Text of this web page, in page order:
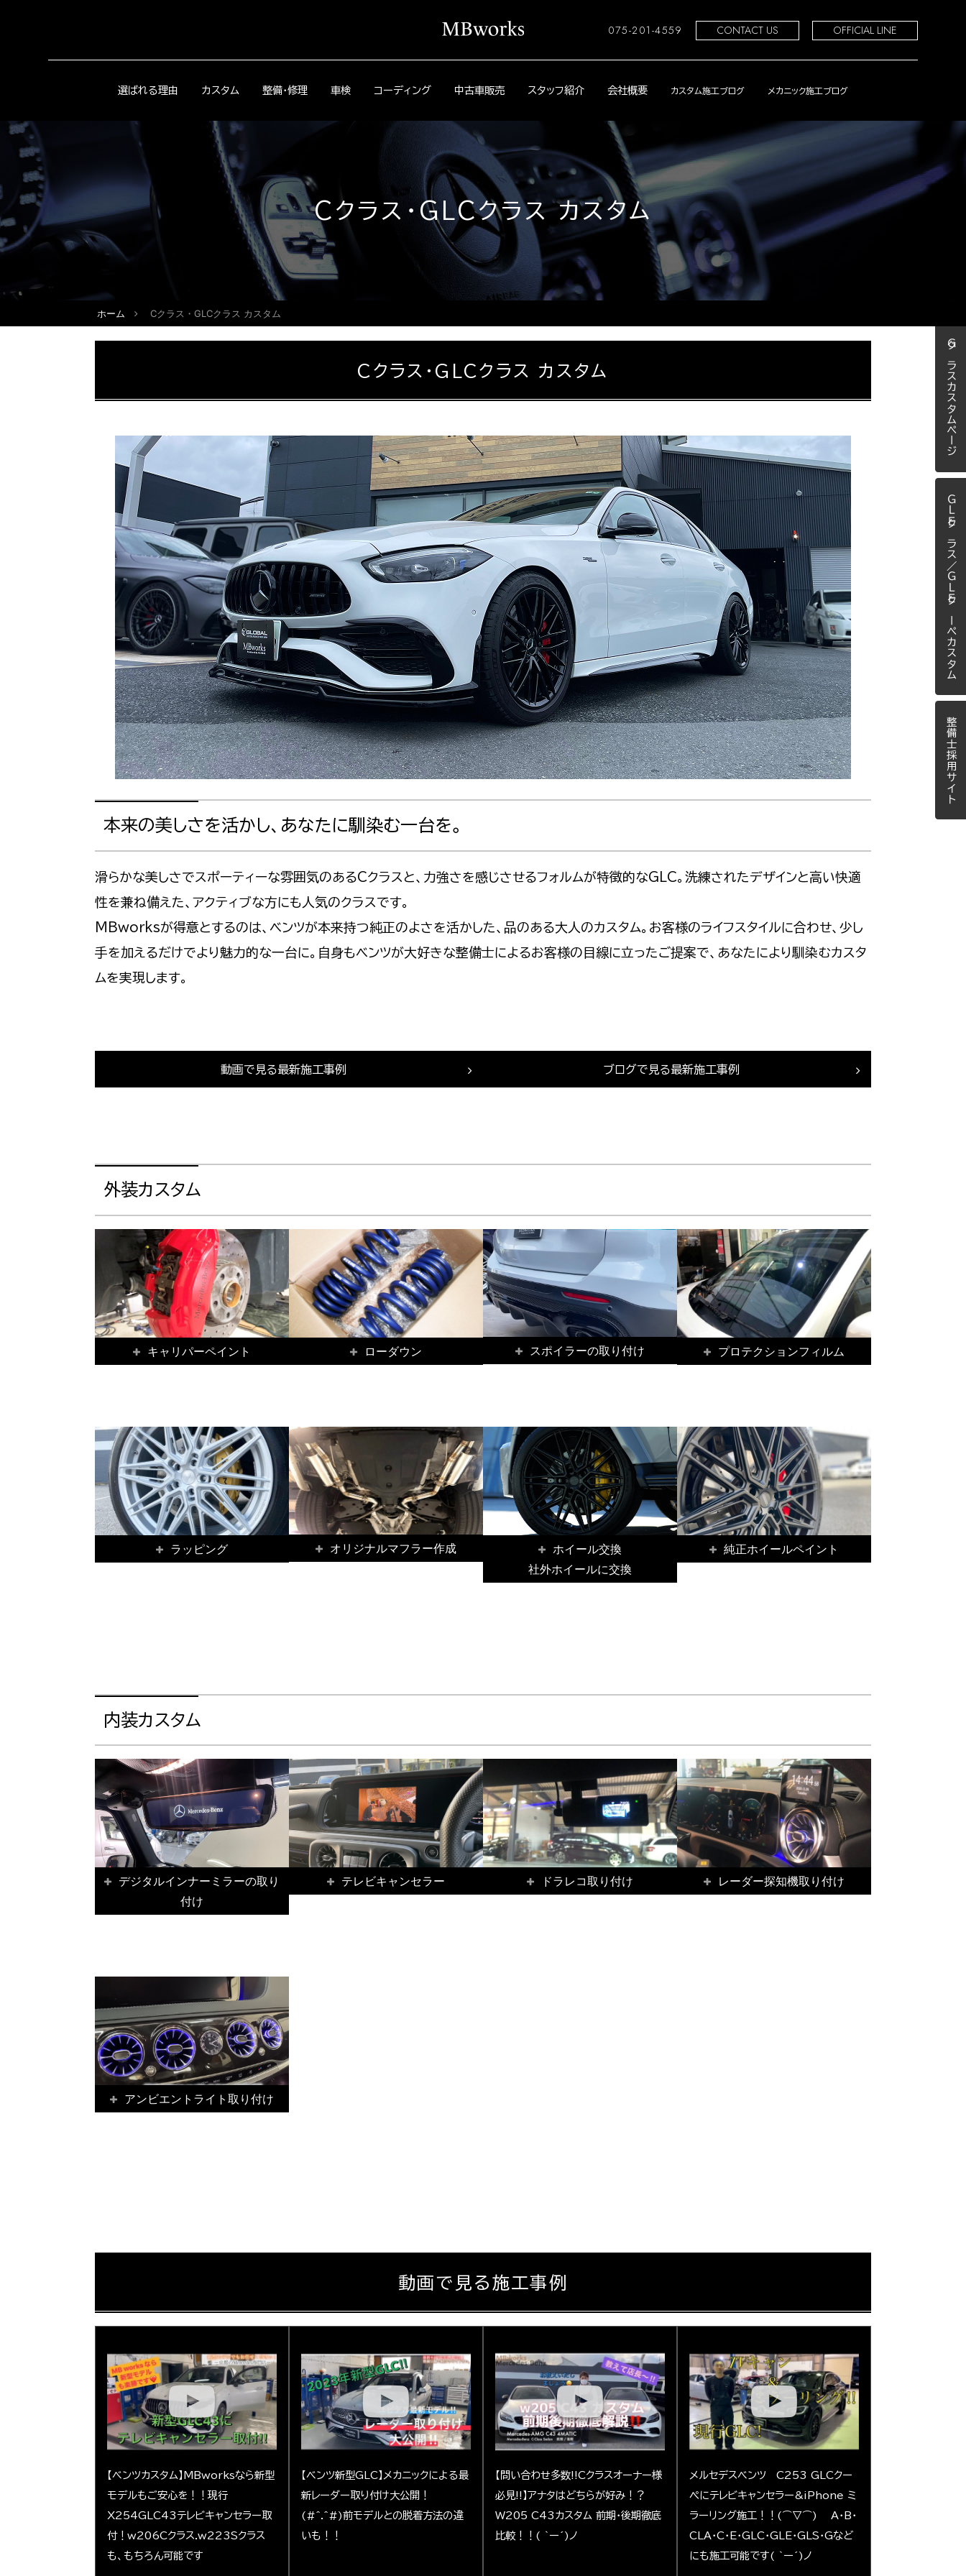
075-201-4559 CONTACT US OFFICIAL LINE
選ばれる理由 カスタム 整備・修理 車検 コーディング 中古車販売 スタッフ紹介 会社概要 カスタム施工ブログ メカニック施工ブログ
Cクラス・GLCクラス カスタム
ホーム Cクラス・GLCクラス カスタム
Cクラス・GLCクラス カスタム
本来の美しさを活かし、あなたに馴染む一台を。
滑らかな美しさでスポーティーな雰囲気のあるCクラスと、力強さを感じさせるフォルムが特徴的なGLC。洗練されたデザインと高い快適
性を兼ね備えた、アクティブな方にも人気のクラスです。
MBworksが得意とするのは、ベンツが本来持つ純正のよさを活かした、品のある大人のカスタム。お客様のライフスタイルに合わせ、少し
手を加えるだけでより魅力的な一台に。自身もベンツが大好きな整備士によるお客様の目線に立ったご提案で、あなたにより馴染むカスタ
ムを実現します。
動画で見る最新施工事例 ブログで見る最新施工事例
外装カスタム
キャリパーペイント ローダウン スポイラーの取り付け プロテクションフィルム
ラッピング オリジナルマフラー作成
ホイール交換
社外ホイールに交換
純正ホイールペイント
内装カスタム
デジタルインナーミラーの取り
付け
テレビキャンセラー ドラレコ取り付け レーダー探知機取り付け
アンビエントライト取り付け
動画で見る施工事例
【ベンツカスタム】MBworksなら新型
モデルもご安心を！！現行
X254GLC43テレビキャンセラー取
付！w206Cクラス.w223Sクラス
も、もちろん可能です
【ベンツ新型GLC】メカニックによる最
新レーダー取り付け大公開！
(#^.^#)前モデルとの脱着方法の違
いも！！
【問い合わせ多数!!Cクラスオーナー様
必見!!】アナタはどちらが好み！？
W205 C43カスタム 前期・後期徹底
比較！！( ｀ー´)ノ
メルセデスベンツ C253 GLCクー
ペにテレビキャンセラー&iPhone ミ
ラーリング施工！！(⌒▽⌒) A・B・
CLA・C・E・GLC・GLE・GLS・Gなど
にも施工可能です( ｀ー´)ノ
Ｇクラスカスタムページ
ＧＬＥクラス／ＧＬＥクーペカスタム
整備士採用サイト